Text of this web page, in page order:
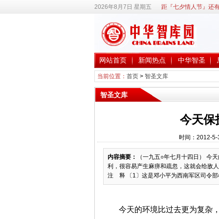
2026年8月7日 星期五 距『七夕情人节』还
网站首页 新闻热点 中华智圣
当前位置： 首页> 智圣文库
智圣文库
今天保
时间：2012-
内容摘要：
（一九五○年七月十四日） 今
利，很容易产生麻痹和疏忽，这就会给敌
注 释 〔1〕这是邓小平为西南军区司令部
今天的环境比过去更为复杂